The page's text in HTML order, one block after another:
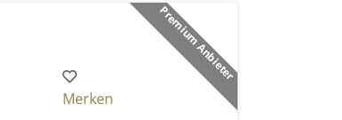
Premium Anbieter
Merken